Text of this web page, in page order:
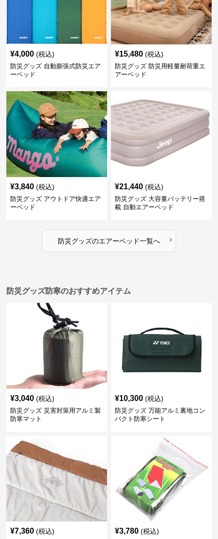
¥4,000 (税込)
防災グッズ 自動膨張式防災エア
ーベッド
¥15,480 (税込)
防災グッズ 防災用軽量耐荷重エ
アーベッド
¥3,840 (税込)
防災グッズ アウトドア快適エア
ーベッド
¥21,440 (税込)
防災グッズ 大容量バッテリー搭
載 自動エアーベッド
防災グッズのエアーベッド一覧へ ›
防災グッズ防寒のおすすめアイテム
¥3,040 (税込)
防災グッズ 災害対策用アルミ製
防寒マット
¥10,300 (税込)
防災グッズ 万能アルミ裏地コン
パクト防寒シート
¥7,360 (税込) ¥3,780 (税込)